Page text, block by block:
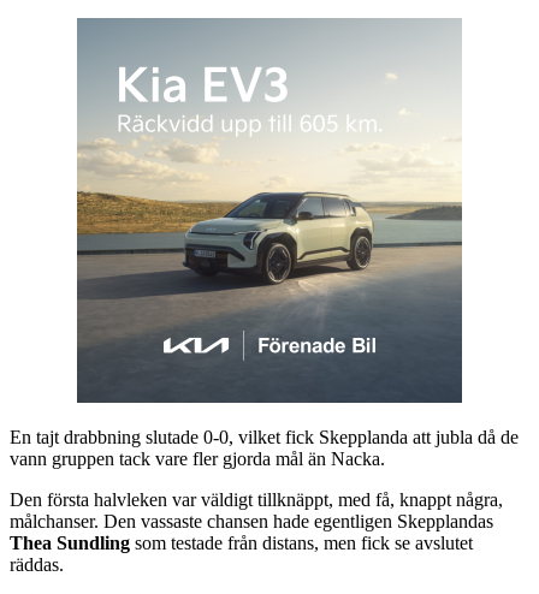
En tajt drabbning slutade 0-0, vilket fick Skepplanda att jubla då de
vann gruppen tack vare fler gjorda mål än Nacka.
Den första halvleken var väldigt tillknäppt, med få, knappt några,
målchanser. Den vassaste chansen hade egentligen Skepplandas
Thea Sundling som testade från distans, men fick se avslutet
räddas.